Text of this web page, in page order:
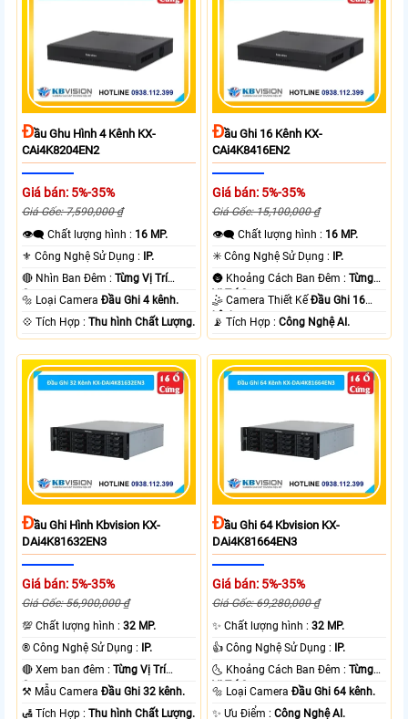
ĐẦu Ghu Hình 4 Kênh KX-
CAi4K8204EN2
Giá bán: 5%-35%
Giá Gốc: 7,590,000 ₫
👁️‍🗨 Chất lượng hình : 16 MP.
⚜️ Công Nghệ Sử Dụng :
IP.
🔴 Nhìn Ban Đêm :Từng Vị Trí
Camera .
🔩 Loại CameraĐầu Ghi 4 kênh.
️💠 Tích Hợp :Thu hình Chất Lượng.
ĐẦu Ghi 16 Kênh KX-
CAi4K8416EN2
Giá bán: 5%-35%
Giá Gốc: 15,100,000 ₫
👁️‍🗨 Chất lượng hình : 16 MP.
✳️ Công Nghệ Sử Dụng :
IP.
🌚 Khoảng Cách Ban Đêm :Từng
Vị Trí Camera .
🤹 Camera Thiết KếĐầu Ghi 16
kênh.
️📡 Tích Hợp :Công Nghệ AI.
ĐẦu Ghi Hình Kbvision KX-
DAi4K81632EN3
Giá bán: 5%-35%
Giá Gốc: 56,900,000 ₫
💯 Chất lượng hình :32 MP.
®️ Công Nghệ Sử Dụng :
IP.
🔴 Xem ban đêm :Từng Vị Trí
Camera .
⚒ Mẫu CameraĐầu Ghi 32 kênh.
️🛃 Tích Hợp :Thu hình Chất Lượng.
ĐẦu Ghi 64 Kbvision KX-
DAi4K81664EN3
Giá bán: 5%-35%
Giá Gốc: 69,280,000 ₫
✨ Chất lượng hình :32 MP.
👍 Công Nghệ Sử Dụng :
IP.
🌜 Khoảng Cách Ban Đêm :Từng
Vị Trí Camera .
🔩 Loại CameraĐầu Ghi 64 kênh.
️✨ Ưu Điểm :Công Nghệ AI.